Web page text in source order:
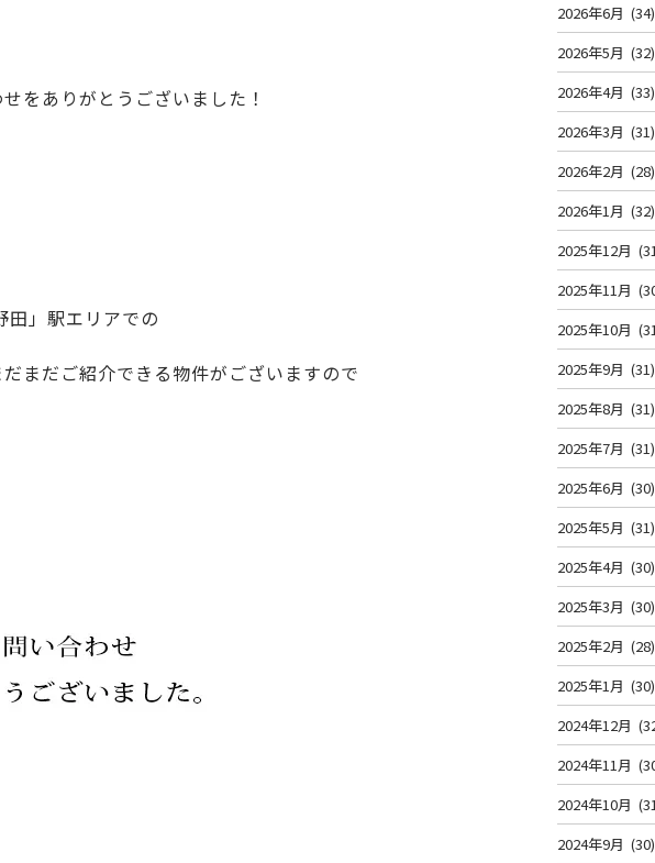
をありがとうございました！
田」駅エリアでの
まだご紹介できる物件がございますので
2026年6月 (34)
2026年5月 (32)
2026年4月 (33)
2026年3月 (31)
2026年2月 (28)
2026年1月 (32)
2025年12月
2025年11月
2025年10月
2025年9月 (31)
2025年8月 (31)
2025年7月 (31)
2025年6月 (30)
2025年5月 (31)
2025年4月 (30)
2025年3月 (30)
2025年2月 (28)
2025年1月 (30)
2024年12月
2024年11月
2024年10月
2024年9月 (30)